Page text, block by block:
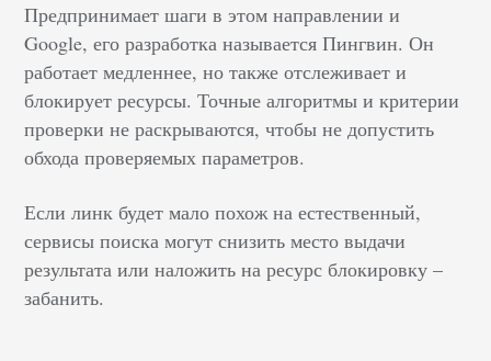
Предпринимает шаги в этом направлении и
Google, его разработка называется Пингвин. Он
работает медленнее, но также отслеживает и
блокирует ресурсы. Точные алгоритмы и критерии
проверки не раскрываются, чтобы не допустить
обхода проверяемых параметров.
Если линк будет мало похож на естественный,
сервисы поиска могут снизить место выдачи
результата или наложить на ресурс блокировку –
забанить.